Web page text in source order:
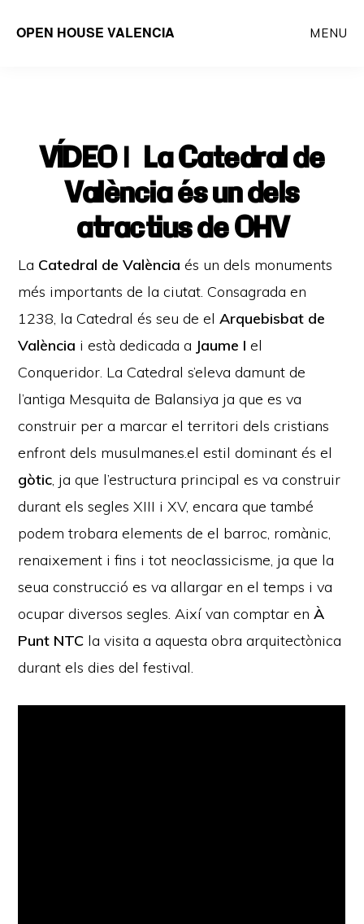
OPEN HOUSE VALENCIA MENU
VÍDEO | La Catedral de
València és un dels
atractius de OHV
La Catedral de València és un dels monuments
més importants de la ciutat. Consagrada en
1238, la Catedral és seu de elArquebisbat de
València i està dedicada a Jaume I el
Conqueridor. La Catedral s’eleva damunt de
l’antiga Mesquita de Balansiya ja que es va
construir per a marcar el territori dels cristians
enfront dels musulmanes.el estil dominant és el
gòtic, ja que l’estructura principal es va construir
durant els segles XIII i XV, encara que també
podem trobara elements de el barroc, romànic,
renaixement i fins i tot neoclassicisme, ja que la
seua construcció es va allargar en el temps i va
ocupar diversos segles. Així van comptar en À
Punt NTC la visita a aquesta obra arquitectònica
durant els dies del festival.